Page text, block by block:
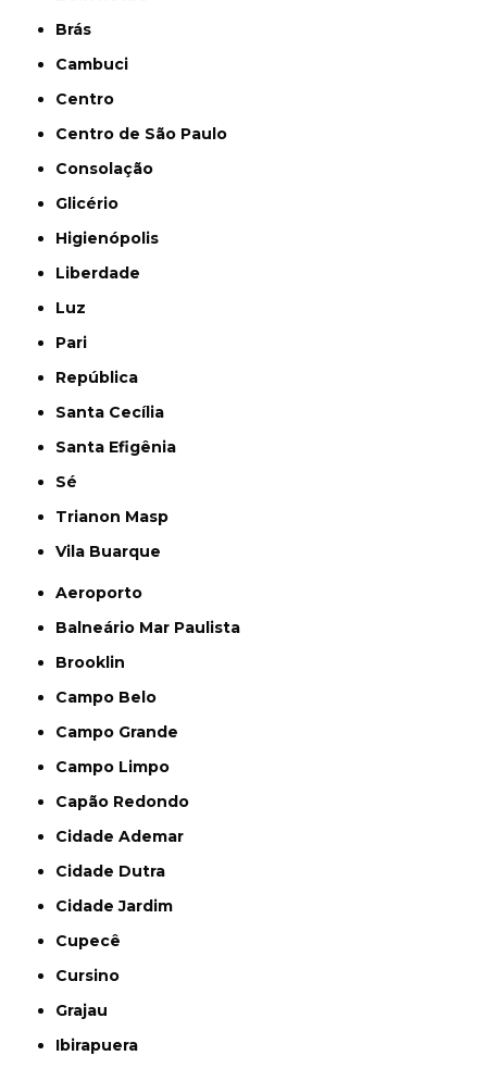
Brás
Cambuci
Centro
Centro de São Paulo
Consolação
Glicério
Higienópolis
Liberdade
Luz
Pari
República
Santa Cecília
Santa Efigênia
Sé
Trianon Masp
Vila Buarque
Aeroporto
Balneário Mar Paulista
Brooklin
Campo Belo
Campo Grande
Campo Limpo
Capão Redondo
Cidade Ademar
Cidade Dutra
Cidade Jardim
Cupecê
Cursino
Grajau
Ibirapuera